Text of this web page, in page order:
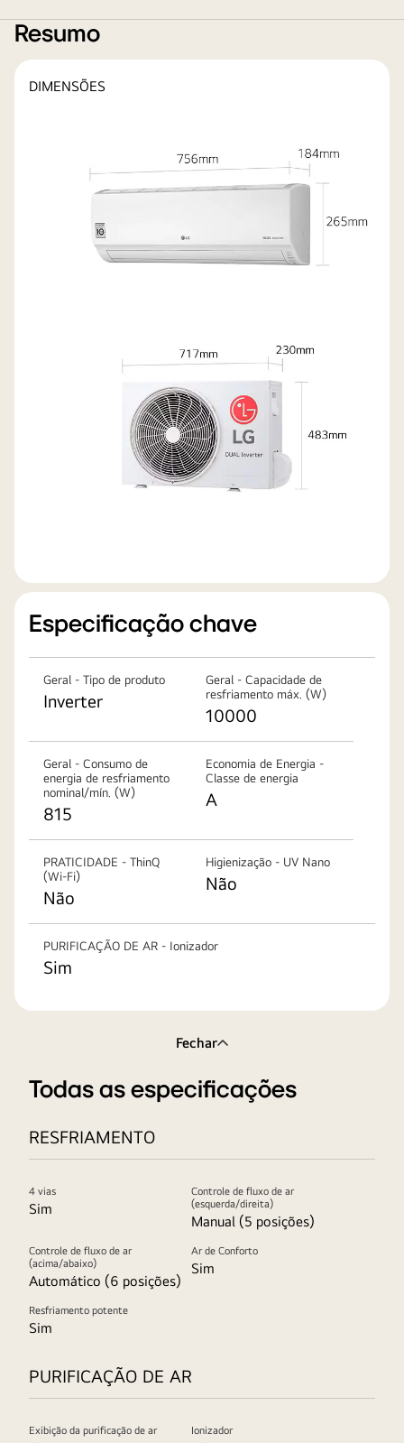
Resumo
DIMENSÕES
Especificação chave
Geral - Tipo de produto
Inverter
Geral - Capacidade de
resfriamento máx. (W)
10000
Geral - Consumo de
energia de resfriamento
nominal/mín. (W)
815
Economia de Energia -
Classe de energia
A
PRATICIDADE - ThinQ
(Wi-Fi)
Não
Higienização - UV Nano
Não
PURIFICAÇÃO DE AR - Ionizador
Sim
Fechar
Todas as especificações
RESFRIAMENTO
4 vias
Sim
Controle de fluxo de ar
(esquerda/direita)
Manual (5 posições)
Controle de fluxo de ar
(acima/abaixo)
Automático (6 posições)
Ar de Conforto
Sim
Resfriamento potente
Sim
PURIFICAÇÃO DE AR
Exibição da purificação de ar Ionizador